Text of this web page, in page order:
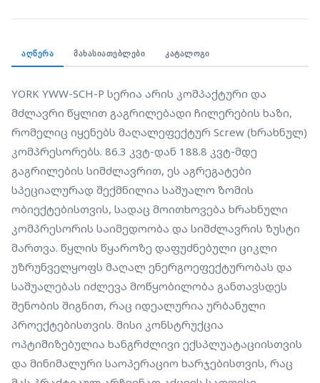
შენობის შიგნით, რაც იდეალურია ურბანული
პროექტებისთვის. მისი კონსტრუქცია
ოპტიმიზებულია ხანგრძლივი ექსპლუატაციისთვის
და მინიმალური საოპერაციო ხარჯებისთვის, რაც
მას პრაქტიკულ არჩევნად აქცევს საოფისე
ცენტრებისა და სამრეწველო გაგრილების
პროცესებისთვის.
ᲐᲦᲬᲔᲠᲐ ᲛᲐᲮᲐᲡᲘᲐᲗᲔᲑᲚᲔᲑᲘ ᲙᲐᲢᲐᲚᲝᲒᲘ
YORK YWW-SCH-P სერია არის კომპაქტური და
მძლავრი წყლით გაგრილებადი ჩილერების ხაზი,
რომელიც იყენებს მაღალეფექტურ Screw (ხრახნულ)
კომპრესორებს. 86.3 კვტ-დან 188.8 კვტ-მდე
გაგრილების სიმძლავრით, ეს აგრეგატები
სპეციალურად შექმნილია საშუალო ზომის
ობიექტებისთვის, სადაც მოითხოვება ხრახნული
კომპრესორის საიმედოობა და სიმძლავრის ზუსტი
მართვა. წყლის წყაროზე დაფუძნებული ციკლი
უზრუნველყოფს მაღალ ენერგოეფექტურობას და
საშუალებას იძლევა მოწყობილობა განთავსდეს
შენობის შიგნით, რაც იდეალურია ურბანული
პროექტებისთვის. მისი კონსტრუქცია
ოპტიმიზებულია ხანგრძლივი ექსპლუატაციისთვის
და მინიმალური საოპერაციო ხარჯებისთვის, რაც